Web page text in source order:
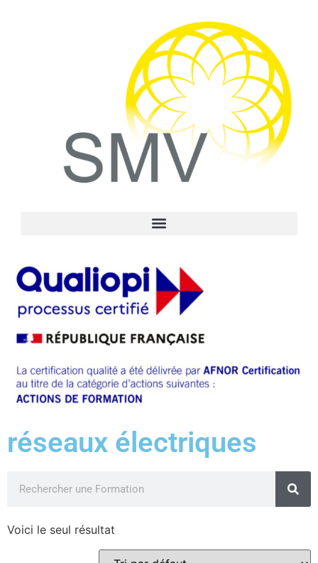
réseaux électriques
Voici le seul résultat